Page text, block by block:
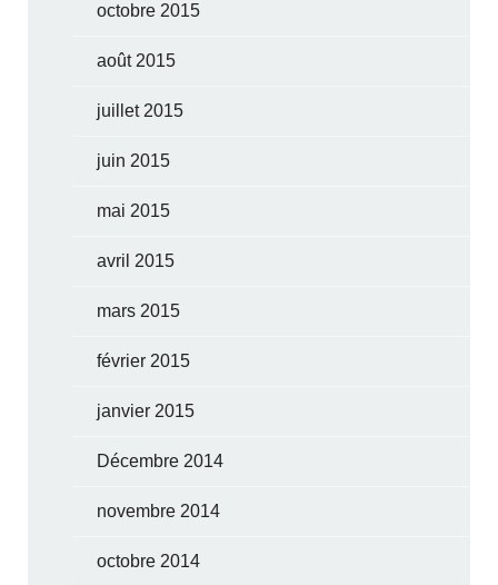
octobre 2015
août 2015
juillet 2015
juin 2015
mai 2015
avril 2015
mars 2015
février 2015
janvier 2015
Décembre 2014
novembre 2014
octobre 2014